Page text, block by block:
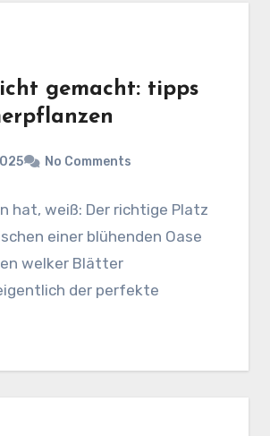
gemacht: tipps
No Comments
hat, weiß: Der richtige Platz
einer blühenden Oase
welker Blätter
der perfekte